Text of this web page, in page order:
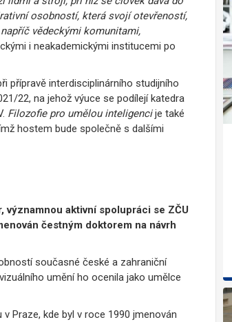
osobností, která svojí otevřeností,
vědeckými komunitami,
i neakademickými institucemi po
přípravě interdisciplinárního studijního
22, na jehož výuce se podílejí katedra
Filozofie pro umělou inteligencije také
hostem bude společně s dalšími
aktivní spolupráci se ZČU
čestným doktorem na návrh
současné české a zahraniční
umění ho ocenila jako umělce
Praze, kde byl v roce 1990 jmenován